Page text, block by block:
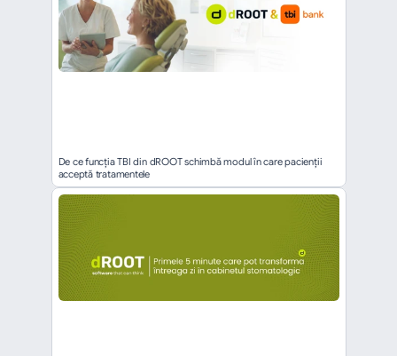
De ce funcția TBI din dROOT schimbă modul în care pacienții
acceptă tratamentele